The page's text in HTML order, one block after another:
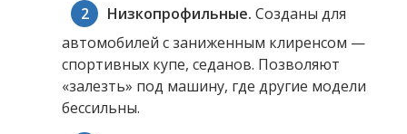
Низкопрофильные. Созданы для
автомобилей с заниженным клиренсом —
спортивных купе, седанов. Позволяют
«залезть» под машину, где другие модели
бессильны.